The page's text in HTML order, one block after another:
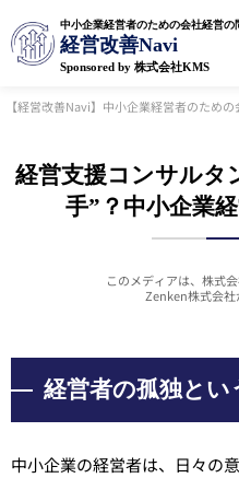
中小企業経営者のための会社経営の
経営改善Navi
Sponsored by 株式会社KMS
【経営改善Navi】中小企業経営者のため
経営支援コンサルタ
手”？中小企業
このメディアは、株式
Zenken株式会社
経営者の孤独とい
中小企業の経営者は、日々の